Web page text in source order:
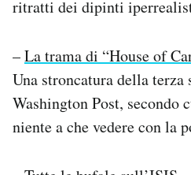
ritratti dei dipinti
–La trama di “House of
Una stroncatura della terza
Washington Post, secondo
niente a che vedere con la